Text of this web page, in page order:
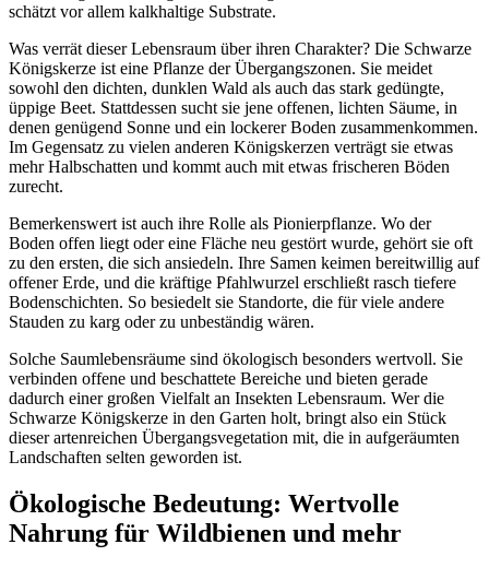
schätzt vor allem kalkhaltige Substrate.
Was verrät dieser Lebensraum über ihren Charakter? Die Schwarze
Königskerze ist eine Pflanze der Übergangszonen. Sie meidet
sowohl den dichten, dunklen Wald als auch das stark gedüngte,
üppige Beet. Stattdessen sucht sie jene offenen, lichten Säume, in
denen genügend Sonne und ein lockerer Boden zusammenkommen.
Im Gegensatz zu vielen anderen Königskerzen verträgt sie etwas
mehr Halbschatten und kommt auch mit etwas frischeren Böden
zurecht.
Bemerkenswert ist auch ihre Rolle als Pionierpflanze. Wo der
Boden offen liegt oder eine Fläche neu gestört wurde, gehört sie oft
zu den ersten, die sich ansiedeln. Ihre Samen keimen bereitwillig auf
offener Erde, und die kräftige Pfahlwurzel erschließt rasch tiefere
Bodenschichten. So besiedelt sie Standorte, die für viele andere
Stauden zu karg oder zu unbeständig wären.
Solche Saumlebensräume sind ökologisch besonders wertvoll. Sie
verbinden offene und beschattete Bereiche und bieten gerade
dadurch einer großen Vielfalt an Insekten Lebensraum. Wer die
Schwarze Königskerze in den Garten holt, bringt also ein Stück
dieser artenreichen Übergangsvegetation mit, die in aufgeräumten
Landschaften selten geworden ist.
Ökologische Bedeutung: Wertvolle
Nahrung für Wildbienen und mehr